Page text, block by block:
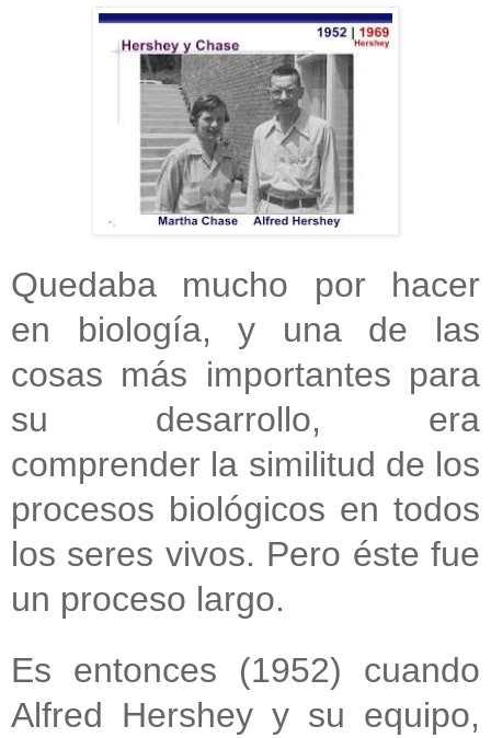
Quedaba mucho por hacer
en biología, y una de las
cosas más importantes para
su desarrollo, era
comprender la similitud de los
procesos biológicos en todos
los seres vivos. Pero éste fue
un proceso largo.
Es entonces (1952) cuando
Alfred Hershey y su equipo,